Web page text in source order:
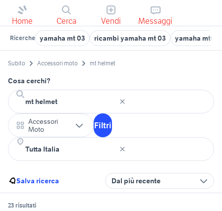
Home Cerca Vendi Messaggi
Ricerche yamaha mt 03 ricambi yamaha mt 03 yamaha mt09
Subito Accessori moto mt helmet
Cosa cerchi?
Accessori
Moto
Filtri
Salva ricerca Dal più recente
23 risultati